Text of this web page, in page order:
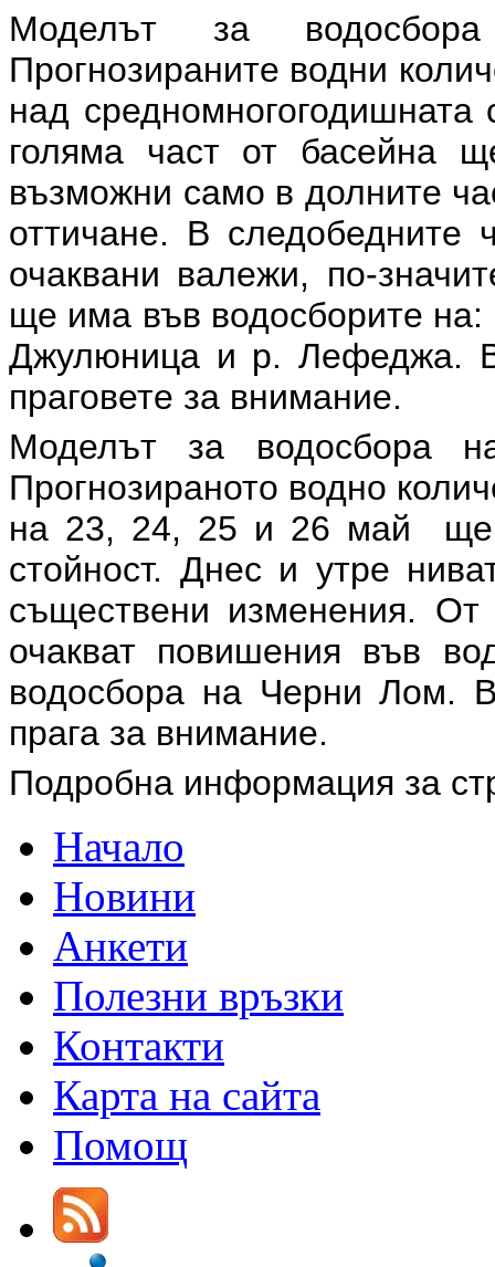
Моделът за
Прогнозираните водни
над
голяма част от басейна
възможни само в долните
оттичане. В
очаквани валежи, по-
ще има във водосборите
Джулюница и р. Лефеджа.
праговете за внимание.
Моделът за водосбора
Прогнозираното водно
на 23, 24, 25 и 26 май ще
стойност. Днес и утре
съществени изменения.
очакват повишения във
водосбора на Черни Лом.
прага за внимание.
Подробна информация за
Начало
Новини
Анкети
Полезни връзки
Контакти
Карта на сайта
Помощ